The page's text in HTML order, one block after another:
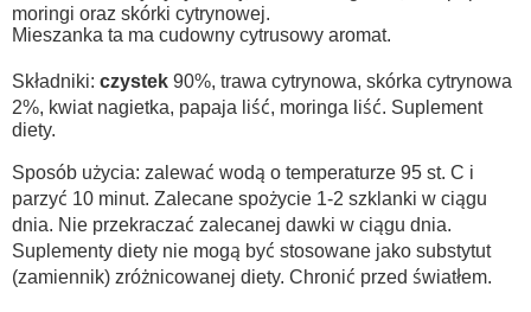
moringi oraz skórki cytrynowej.
Mieszanka ta ma cudowny cytrusowy aromat.
Składniki: czystek 90%, trawa cytrynowa, skórka cytrynowa
2%, kwiat nagietka, papaja liść, moringa liść. Suplement
diety.
Sposób użycia: zalewać wodą o temperaturze 95 st. C i
parzyć 10 minut. Zalecane spożycie 1-2 szklanki w ciągu
dnia. Nie przekraczać zalecanej dawki w ciągu dnia.
Suplementy diety nie mogą być stosowane jako substytut
(zamiennik) zróżnicowanej diety. Chronić przed światłem.